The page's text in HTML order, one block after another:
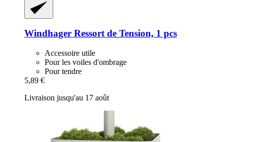
Windhager Ressort de Tension, 1 pcs
Accessoire utile
Pour les voiles d'ombrage
Pour tendre
5,89 €
Livraison jusqu'au 17 août